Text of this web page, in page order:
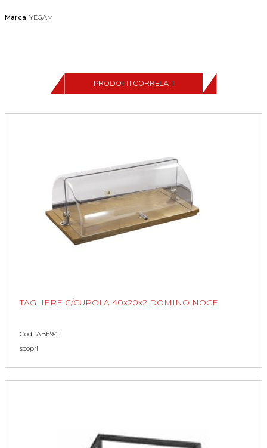
Marca: YEGAM
PRODOTTI CORRELATI
TAGLIERE C/CUPOLA 40x20x2 DOMINO NOCE
Cod.: ABE941
scopri